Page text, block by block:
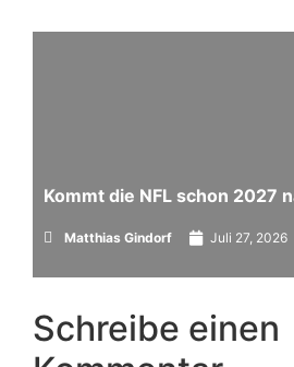
Kommt die NFL schon 2027
Matthias Gindorf Juli 27, 2026
Schreibe einen